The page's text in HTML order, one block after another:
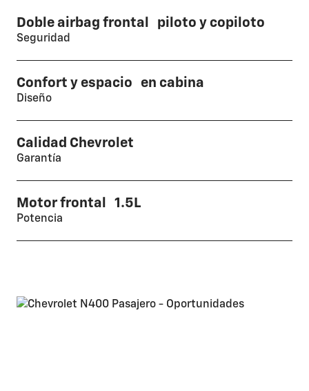
Doble airbag frontal piloto y copiloto
Seguridad
Confort y espacio en cabina
Diseño
Calidad Chevrolet
Garantía
Motor frontal 1.5L
Potencia